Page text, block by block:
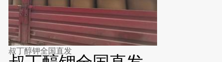
叔丁醇钾全国直发